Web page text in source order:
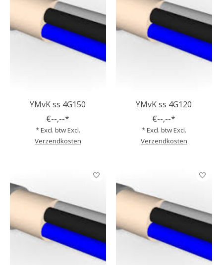
YMvK ss 4G150
€--,--*
* Excl. btw Excl.
Verzendkosten
YMvK ss 4G120
€--,--*
* Excl. btw Excl.
Verzendkosten